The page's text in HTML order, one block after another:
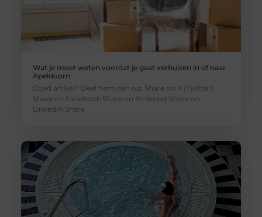
Wat je moet weten voordat je gaat verhuizen in of naar
Apeldoorn
Goed artikel? Deel hem dan op: Share on X (Twitter)
Share on Facebook Share on Pinterest Share on
LinkedIn Share